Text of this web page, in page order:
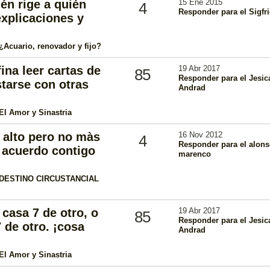
rige a quién
y
renovador y fijo?
4
15 Ene 2015
Responder para el
leer cartas de
con otras
Amor y Sinastria
85
19 Abr 2017
Responder para el
Andrad
pero no màs
contigo
CIRCUSTANCIAL
4
16 Nov 2012
Responder para el
marenco
7 de otro, o
de otro. ¡cosa
Amor y Sinastria
85
19 Abr 2017
Responder para el
Andrad